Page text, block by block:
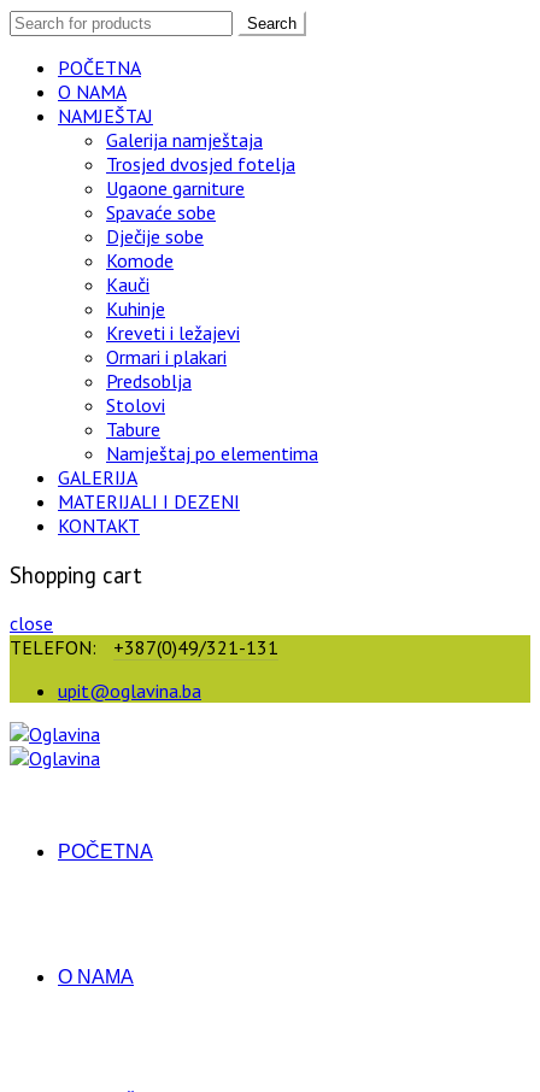
Search
POČETNA
O NAMA
NAMJEŠTAJ
Galerija namještaja
Trosjed dvosjed fotelja
Ugaone garniture
Spavaće sobe
Dječije sobe
Komode
Kauči
Kuhinje
Kreveti i ležajevi
Ormari i plakari
Predsoblja
Stolovi
Tabure
Namještaj po elementima
GALERIJA
MATERIJALI I DEZENI
KONTAKT
Shopping cart
close
TELEFON:
+387(0)49/321-131
upit@oglavina.ba
POČETNA
O NAMA